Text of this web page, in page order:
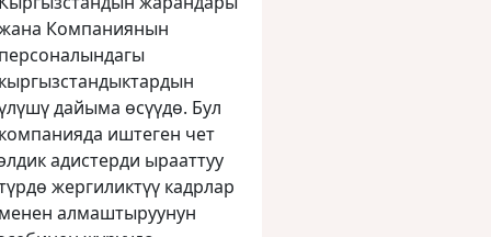
Компаниянын
дайыма өсүүдө. Бул
иштеген чет
адистерди ырааттуу
жергиликтүү кадрлар
алмаштыруунун